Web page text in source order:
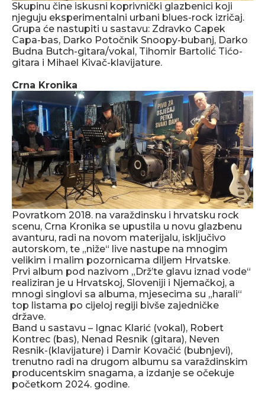
Skupinu čine iskusni koprivnički glazbenici koji
njeguju eksperimentalni urbani blues-rock izričaj.
Grupa će nastupiti u sastavu: Zdravko Capek
Capa-bas, Darko Potočnik Snoopy-bubanj, Darko
Budna Butch-gitara/vokal, Tihomir Bartolić Tićo-
gitara i Mihael Kivač-klavijature.
Crna Kronika
Povratkom 2018. na varaždinsku i hrvatsku rock
scenu, Crna Kronika se upustila u novu glazbenu
avanturu, radi na novom materijalu, isključivo
autorskom, te „niže“ live nastupe na mnogim
velikim i malim pozornicama diljem Hrvatske.
Prvi album pod nazivom „Drž’te glavu iznad vode“
realiziran je u Hrvatskoj, Sloveniji i Njemačkoj, a
mnogi singlovi sa albuma, mjesecima su „harali“
top listama po cijeloj regiji bivše zajedničke
države.
Band u sastavu – Ignac Klarić (vokal), Robert
Kontrec (bas), Nenad Resnik (gitara), Neven
Resnik-(klavijature) i Damir Kovačić (bubnjevi),
trenutno radi na drugom albumu sa varaždinskim
producentskim snagama, a izdanje se očekuje
početkom 2024. godine.